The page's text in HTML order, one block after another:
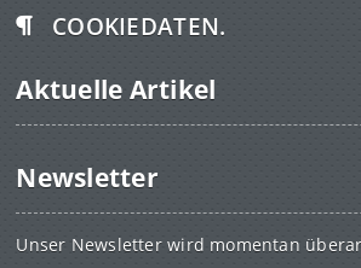
COOKIEDATEN.
Aktuelle Artikel
Newsletter
Unser Newsletter wird momentan